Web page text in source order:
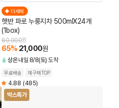
더세페
햇반 파로 누룽지차 500mlX24개
(1box)
60,000원
65% 21,000원
상온 내일 8/8(토) 도착
무료배송 재구매TOP
4.88 (485)
박스특가